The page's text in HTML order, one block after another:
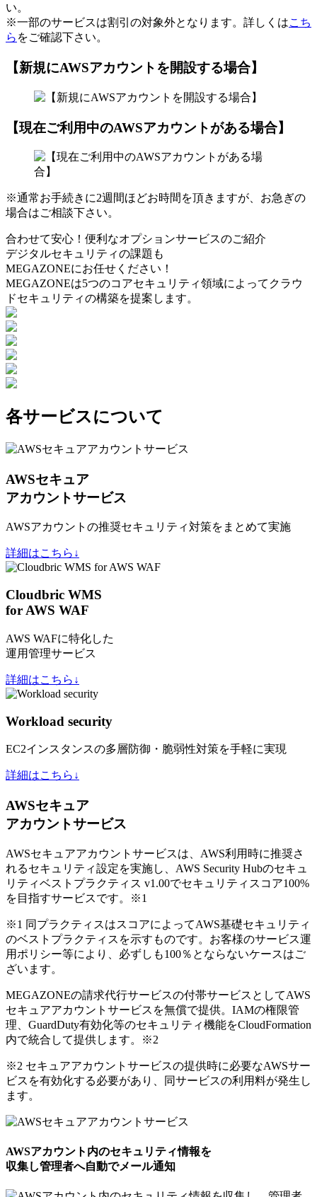
い。
※一部のサービスは割引の対象外となります。詳しくはこち
ら をご確認下さい。
【新規にAWSアカウントを開設する場合】
【現在ご利用中のAWSアカウントがある場合】
※通常お手続きに2週間ほどお時間を頂きますが、お急ぎの
場合はご相談下さい。
合わせて安心！便利なオプションサービスのご紹介
デジタルセキュリティの課題も
MEGAZONEにお任せください！
MEGAZONEは5つのコアセキュリティ領域によってクラウ
ドセキュリティの構築を提案します。
各サービスについて
AWSセキュア
アカウントサービス
AWSアカウントの推奨セキュリティ対策をまとめて実施
詳細はこちら↓
Cloudbric WMS
for AWS WAF
AWS WAFに特化した
運用管理サービス
詳細はこちら↓
Workload security
EC2インスタンスの多層防御・脆弱性対策を手軽に実現
詳細はこちら↓
AWSセキュア
アカウントサービス
AWSセキュアアカウントサービスは、AWS利用時に推奨さ
れるセキュリティ設定を実施し、AWS Security Hubのセキュ
リティベストプラクティス v1.00でセキュリティスコア100%
を目指すサービスです。
※1
※1 同プラクティスはスコアによってAWS基礎セキュリティ
のベストプラクティスを示すものです。お客様のサービス運
用ポリシー等により、必ずしも100％とならないケースはご
ざいます。
MEGAZONEの請求代行サービスの付帯サービスとしてAWS
セキュアアカウントサービスを無償で提供。IAMの権限管
理、GuardDuty有効化等のセキュリティ機能をCloudFormation
内で統合して提供します。
※2
※2 セキュアアカウントサービスの提供時に必要なAWSサー
ビスを有効化する必要があり、同サービスの利用料が発生し
ます。
AWSアカウント内のセキュリティ情報を
収集し管理者へ自動でメール通知